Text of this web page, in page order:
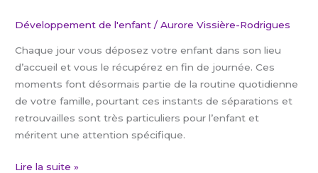
Développement de l'enfant /Aurore Vissière-Rodrigues
Chaque jour vous déposez votre enfant dans son lieu
d’accueil et vous le récupérez en fin de journée. Ces
moments font désormais partie de la routine quotidienne
de votre famille, pourtant ces instants de séparations et
retrouvailles sont très particuliers pour l’enfant et
méritent une attention spécifique.
Lire la suite »